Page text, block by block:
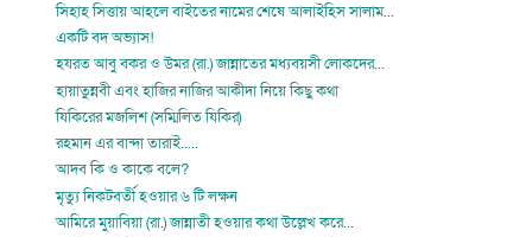
সিহাহ সিত্তায় আহলে বাইতের নামের শেষে আলাইহিস সালাম...
একটি বদ অভ্যাস!
হযরত আবু বকর ও উমর (রা.) জান্নাতের মধ্যবয়সী লোকদের...
হায়াতুন্নবী এবং হাজির নাজির আকীদা নিয়ে কিছু কথা
যিকিরের মজলিশ (সম্মিলিত যিকির)
রহমান এর বান্দা তারাই.....
আদব কি ও কাকে বলে?
মৃত্যু নিকটবর্তী হওয়ার ৬ টি লক্ষন
আমিরে মুয়াবিয়া (রা.) জান্নাতী হওয়ার কথা উল্লেখ করে...